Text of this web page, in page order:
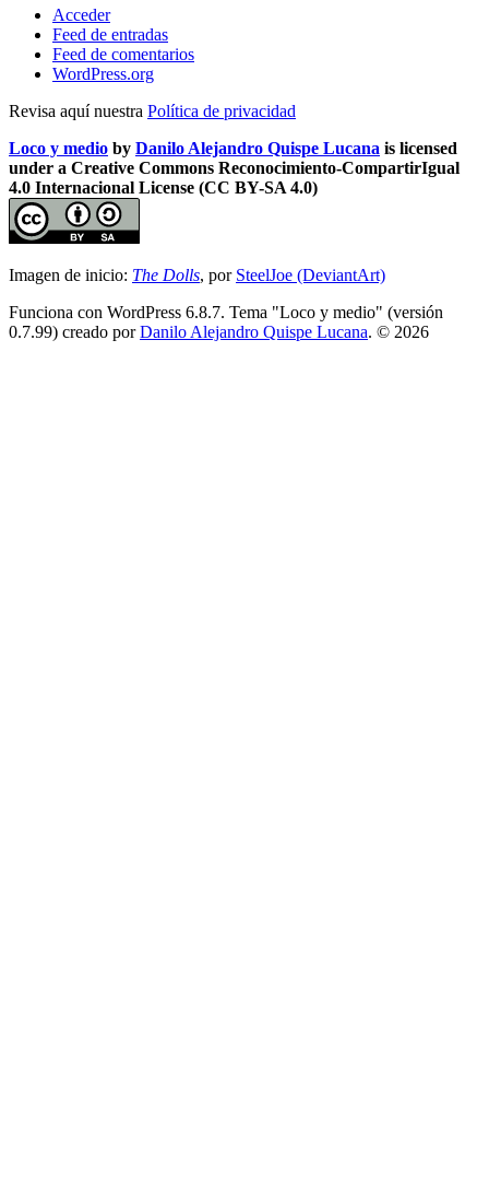
Acceder
Feed de entradas
Feed de comentarios
WordPress.org
Revisa aquí nuestra Política de privacidad
Loco y medio by Danilo Alejandro Quispe Lucana is licensed
under a Creative Commons Reconocimiento-CompartirIgual
4.0 Internacional License (CC BY-SA 4.0)
Imagen de inicio: The Dolls, por SteelJoe (DeviantArt)
Funciona con WordPress 6.8.7. Tema "Loco y medio" (versión
0.7.99) creado porDanilo Alejandro Quispe Lucana. © 2026